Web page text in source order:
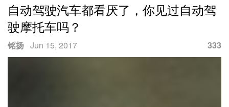
自动驾驶汽车都看厌了，你见过自动驾
驶摩托车吗？
铭扬 Jun 15, 2017 333